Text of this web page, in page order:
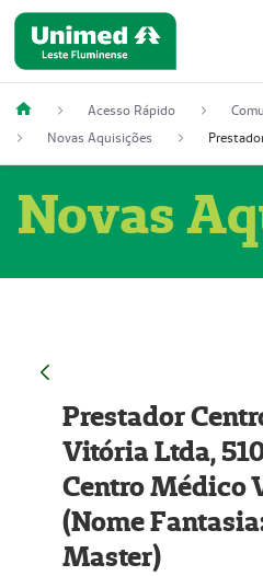
Acesso Rápido
Novas Aquisições
Novas
Prestador
Vitória Ltda,
Centro Médico
(Nome
Master)